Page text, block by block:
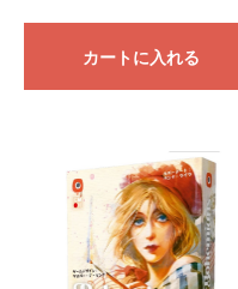
カートに入れる